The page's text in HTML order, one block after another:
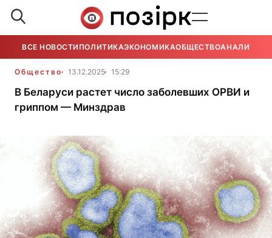
ВСЕ НОВОСТИ ПОЛИТИКАЭКОНОМИКАОБЩЕСТВОАНАЛИТИКА
Общество 13.12.2025 15:29
В Беларуси растет число заболевших ОРВИ и
гриппом — Минздрав